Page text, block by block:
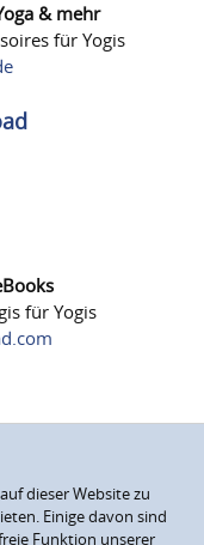
& mehr
für Yogis
für Yogis
dieser Website zu
Einige davon sind
Funktion unserer